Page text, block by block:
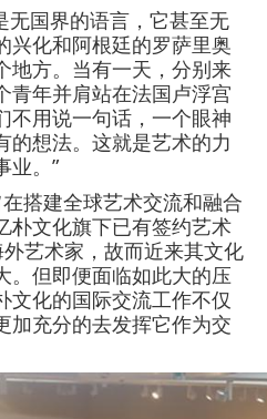
无国界的语言，它甚至无
兴化和阿根廷的罗萨里奥
地方。当有一天，分别来
青年并肩站在法国卢浮宫
不用说一句话，一个眼神
的想法。这就是艺术的力
业。”
搭建全球艺术交流和融合
朴文化旗下已有签约艺术
艺术家，故而近来其文化
。但即便面临如此大的压
文化的国际交流工作不仅
加充分的去发挥它作为交